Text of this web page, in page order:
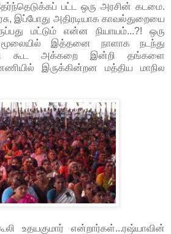
பட்ட ஒரு அரசின் கடமை.
இப்போது அதிரடியாக காவல்துறையை
மட்டும் என்ன நியாயம்...?! ஒரு
மூலையில் இத்தனை நாளாக நடந்து
கூட அக்கறை இன்றி தங்களை
இருக்கின்றன மத்திய மாநில
உதயகுமார் என்றார்கள்...ரஷ்யாவின்